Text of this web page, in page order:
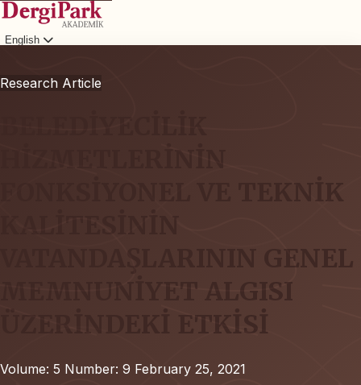
English
Research Article
FONKSİYONEL VE TEKNİK
KALİTESİNİN
VATANDAŞLARININ GENEL
MEMNUNİYET ALGISI
ÜZERİNDEKİ ETKİSİ
Volume: 5 Number: 9 February 25, 2021